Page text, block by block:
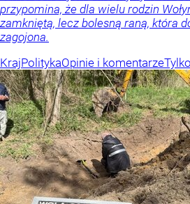
przypomina, że dla wielu rodzin
zamkniętą, lecz bolesną raną, która
zagojona.
KrajPolitykaOpinie i komentarze